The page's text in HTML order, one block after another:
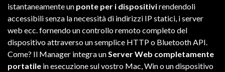
istantaneamenteun ponte per i dispositivirendendoli
accessibilisenza lanecessitàdi indirizzi IPstatici, iserver
web ecc.fornendouncontrolloremotocompletodel
dispositivoattraversounsemplice HTTPo BluetoothAPI.
Come? Il Manager integraunServerWeb completamente
portatile in esecuzionesulvostro Mac,Winoundispositivo